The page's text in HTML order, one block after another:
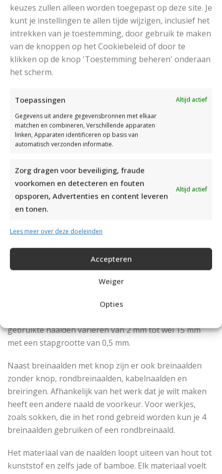
keuzes zullen alleen worden toegepast op deze site. Je
kunt je instellingen te allen tijde wijzigen, inclusief het
intrekken van je toestemming, door gebruik te maken
van de knoppen op het Cookiebeleid of door te
klikken op de knop 'Toestemming beheren' onderaan
het scherm.
Toepassingen
Altijd actief
Gegevens uit andere gegevensbronnen met elkaar
matchen en combineren, Verschillende apparaten
linken, Apparaten identificeren op basis van
automatisch verzonden informatie.
Zorg dragen voor beveiliging, fraude
voorkomen en detecteren en fouten
opsporen, Advertenties en content leveren
en tonen.
Altijd actief
Lees meer over deze doeleinden
Accepteren
Weiger
Opties
de breipatronen bijvoorbeeld een voorpand en
rugpand. Op zo’n voorpand staan de verschillende
afmetingen vermeld die per maat gelden.
Alle breipatronen bevatten de volgende onderdelen:
Afmetingen;
Stekenproef;
Gebruikte steken;
Afbeelding van de eventuele panden.
Afbeelding van de eventuele teltekening.
breipatroon goed door. Maak je er zeker van dat het
patroon niet te ingewikkeld voor je is. Zorg ervoor dat
je alle benodigdheden in huis hebt. Bij ieder
breipatroon staat vermeld welke wol je nodig hebt,
eventueel of je knopen nodig hebt.
Breinaalden
knop zodat het garen niet van de naald afglijdt.
gebruikte naalden variëren van 2 mm tot wel 15 mm
met een stapgrootte van 0,5 mm.
Naast breinaalden met knop zijn er ook breinaalden
zonder knop, rondbreinaalden, kabelnaalden en
breiringen. Afhankelijk van het werk dat je wilt maken
heeft een andere naald de voorkeur. Voor werkjes,
zoals sokken, die in het rond gebreid worden kun je 4
breinaalden gebruiken of een rondbreinaald.
Het materiaal van de naalden loopt uiteen van hout tot
kunststof en zelfs jade of bamboe. Elk materiaal voelt